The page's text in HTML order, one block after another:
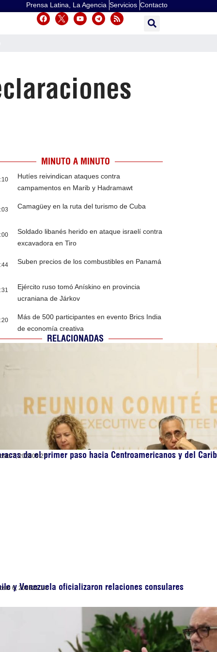
Prensa Latina, La Agencia Servicios Contacto
MINUTO A MINUTO
Hutíes reivindican ataques contra
campamentos en Marib y Hadramawt
Camagüey en la ruta del turismo de Cuba
Soldado libanés herido en ataque israelí contra
excavadora en Tiro
Suben precios de los combustibles en Panamá
Ejército ruso tomó Anískino en provincia
ucraniana de Járkov
Más de 500 participantes en evento Brics India
de economía creativa
RELACIONADAS
da el primer paso hacia Centroamericanos y del
7, 202600:27
y Venezuela oficializaron relaciones consulares
6, 202621:14